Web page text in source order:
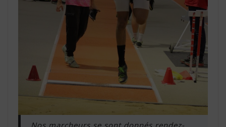
Nos marcheurs se sont donnés rendez-